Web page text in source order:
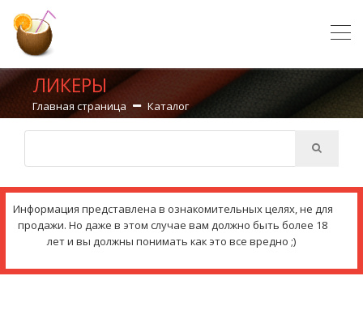
ЛИКЕРЫ
Главная страница Каталог
Информация представлена в ознакомительных целях, не для
продажи. Но даже в этом случае вам должно быть более 18
лет и вы должны понимать как это все вредно ;)